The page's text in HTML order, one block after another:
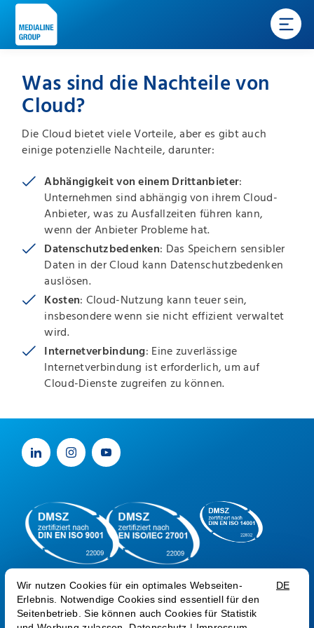
Was sind die Nachteile von
Cloud?
Die Cloud bietet viele Vorteile, aber es gibt auch
einige potenzielle Nachteile, darunter:
Abhängigkeit von einem Drittanbieter:
Unternehmen sind abhängig von ihrem Cloud-
Anbieter, was zu Ausfallzeiten führen kann,
wenn der Anbieter Probleme hat.
Datenschutzbedenken: Das Speichern sensibler
Daten in der Cloud kann Datenschutzbedenken
auslösen.
Kosten: Cloud-Nutzung kann teuer sein,
insbesondere wenn sie nicht effizient verwaltet
wird.
Internetverbindung: Eine zuverlässige
Internetverbindung ist erforderlich, um auf
Cloud-Dienste zugreifen zu können.